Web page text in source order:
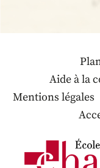
Aide à la
Mentions légales